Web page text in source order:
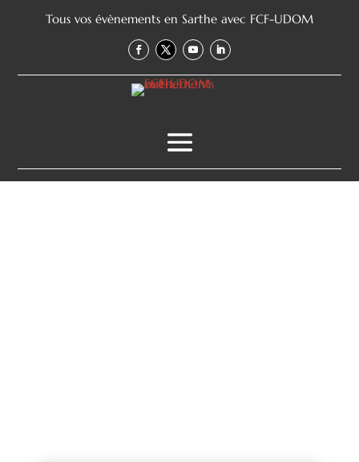
Tous vos évènements en Sarthe avec FCF-UDOM